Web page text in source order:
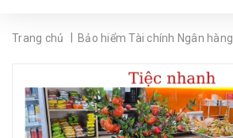
Trang chủ Bảo hiểm Tài chính Ngân hàng